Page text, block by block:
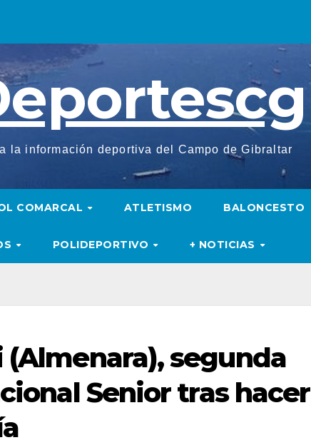
la información deportiva del Campo de Gibraltar
COMARCAL ATLETISMO BALONCESTO
POLIDEPORTIVO + NOTICIAS
segunda
Senior tras hacer